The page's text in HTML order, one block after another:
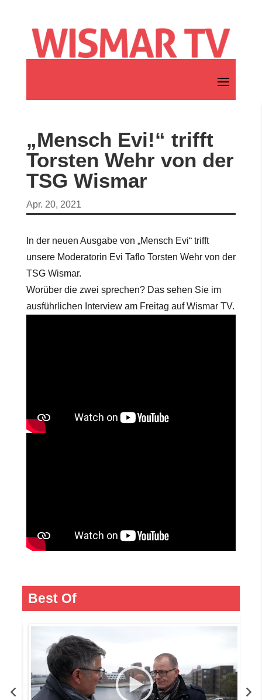
„Mensch Evi!“ trifft
Torsten Wehr von der
TSG Wismar
Apr. 20, 2021
In der neuen Ausgabe von „Mensch Evi“ trifft
unsere Moderatorin Evi Taflo Torsten Wehr von der
TSG Wismar.
Worüber die zwei sprechen? Das sehen Sie im
ausführlichen Interview am Freitag auf Wismar TV.
Best Of